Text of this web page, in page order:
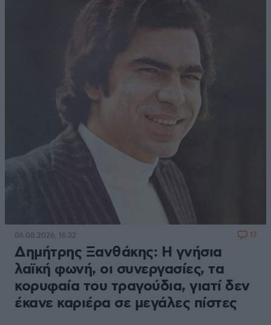
Δημήτρης Ξανθάκης: Η γνήσια
λαϊκή φωνή, οι συνεργασίες, τα
κορυφαία του τραγούδια, γιατί δεν
έκανε καριέρα σε μεγάλες πίστες
06.08.2026, 16:32 17